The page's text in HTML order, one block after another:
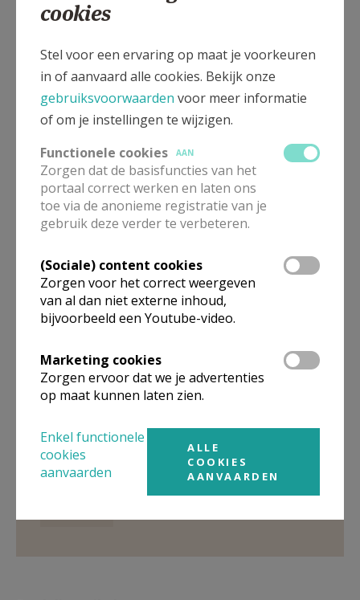
10 augustus
5 oktober
16 november
Gepubliceerd door
Pastorale Zone Het Anker - Kapelle-op-den-Bos
Artikel
cookies
Stel voor een ervaring op maat je voorkeuren
in of aanvaard alle cookies. Bekijk onze
gebruiksvoorwaarden voor meer informatie
of om je instellingen te wijzigen.
Functionele cookies
AAN
Zorgen dat de basisfuncties van het
portaal correct werken en laten ons
toe via de anonieme registratie van je
gebruik deze verder te verbeteren.
(Sociale) content cookies
Zorgen voor het correct weergeven
van al dan niet externe inhoud,
bijvoorbeeld een Youtube-video.
Marketing cookies
Zorgen ervoor dat we je advertenties
op maat kunnen laten zien.
Enkel functionele
cookies
aanvaarden
ALLE
COOKIES
AANVAARDEN